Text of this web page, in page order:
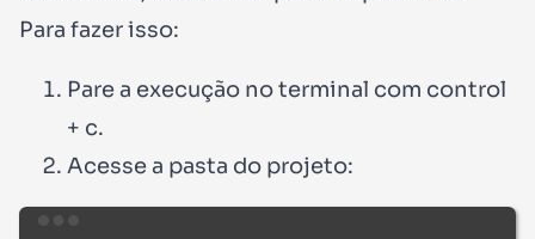
Para fazer isso:
Pare a execução no terminal com control
+ c.
Acesse a pasta do projeto: